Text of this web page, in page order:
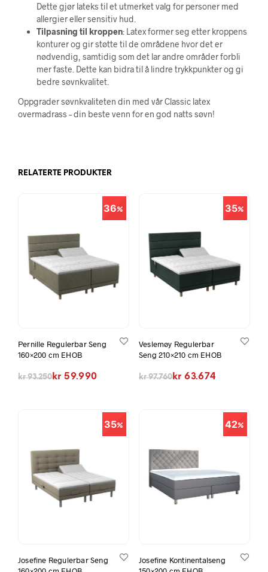
Dette gjør lateks til et utmerket valg for personer med
allergier eller sensitiv hud.
Tilpasning til kroppen: Latex former seg etter kroppens
konturer og gir støtte til de områdene hvor det er
nødvendig, samtidig som det lar andre områder forbli
mer faste. Dette kan bidra til å lindre trykkpunkter og gi
bedre søvnkvalitet.
Oppgrader søvnkvaliteten din med vår Classic latex
overmadrass – din beste venn for en god natts søvn!
RELATERTE PRODUKTER
36
Pernille Regulerbar Seng
160×200 cm EHOB
kr93.250
Opprinnelig pris var: kr 93.250.
kr 59.990
Nåværende pris er: kr 59.990.
35
Veslemøy Regulerbar
Seng 210×210 cm EHOB
kr97.760
Opprinnelig pris var: kr 97.760.
kr 63.674
Nåværende pris er: kr 63.674.
35
Josefine Regulerbar Seng
42
Josefine Kontinentalseng